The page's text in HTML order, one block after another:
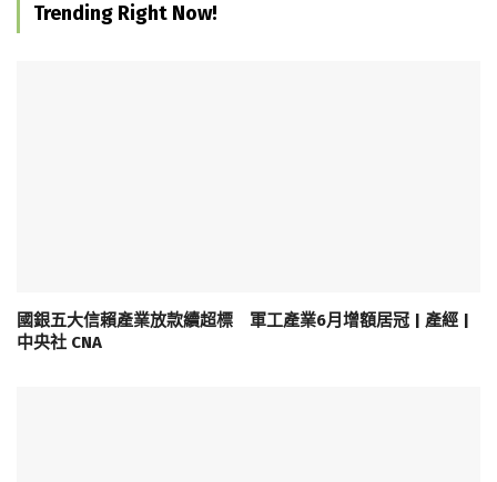
Trending Right Now!
國銀五大信賴產業放款續超標 軍工產業6月增額居冠 | 產經 |
中央社 CNA